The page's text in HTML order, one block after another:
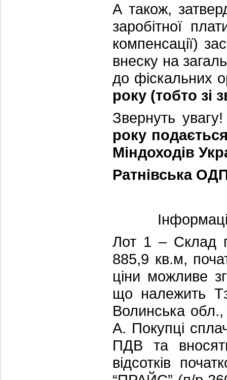
А також,
заробітної
компенсації)
внеску на
до фіскальних
року (тобто зі
Звернуть
року
Міндоходів
Ратнівська
Лот 1 – Склад
885,9 кв.м,
ціни можливе
що належить
Волинська
А. Покупці
ПДВ та
відсотків